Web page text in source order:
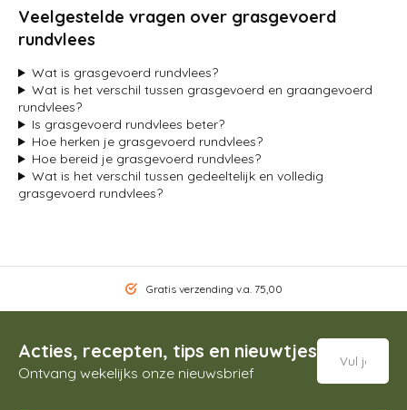
Veelgestelde vragen over grasgevoerd
rundvlees
Wat is grasgevoerd rundvlees?
Wat is het verschil tussen grasgevoerd en graangevoerd
rundvlees?
Is grasgevoerd rundvlees beter?
Hoe herken je grasgevoerd rundvlees?
Hoe bereid je grasgevoerd rundvlees?
Wat is het verschil tussen gedeeltelijk en volledig
grasgevoerd rundvlees?
Gratis verzending v.a. 75,00
Acties, recepten, tips en nieuwtjes
Ontvang wekelijks onze nieuwsbrief